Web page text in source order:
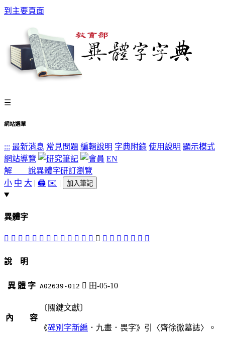
到主要頁面
☰
網站選單
::: 最新消息 常見問題 編輯說明 字典附錄 使用說明 顯示模式
網站導覽
EN
解 說異體字研訂瀏覽
小 中 大 | 🖨️ ✉️ | 加入筆記
異體字
󳯸 󳯲 𤰣 𤰴 󳯱 󳯯 𤰵 󳯳 󳯰 𤰰 󳯶 󳯴 󳯭 󳯮 󳯬 𠂽 󳯵 𤰲 𤱫 𤱖 󳯷
說 明
異 體 字 A02639-012 󳯮 田-05-10
內 容
〔關鍵文獻〕
《碑別字新編 ．九畫．畏字》引〈齊徐徹墓誌〉。